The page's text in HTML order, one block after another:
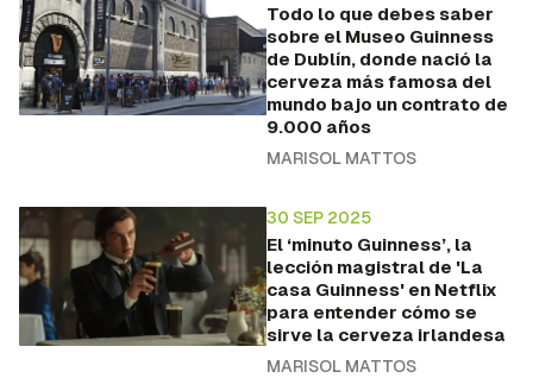
Todo lo que debes saber
sobre el Museo Guinness
de Dublín, donde nació la
cerveza más famosa del
mundo bajo un contrato de
9.000 años
MARISOL MATTOS
30 SEP 2025
El ‘minuto Guinness’, la
lección magistral de 'La
casa Guinness' en Netflix
para entender cómo se
sirve la cerveza irlandesa
MARISOL MATTOS